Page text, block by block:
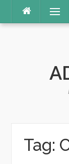
o
Menu
Tag: